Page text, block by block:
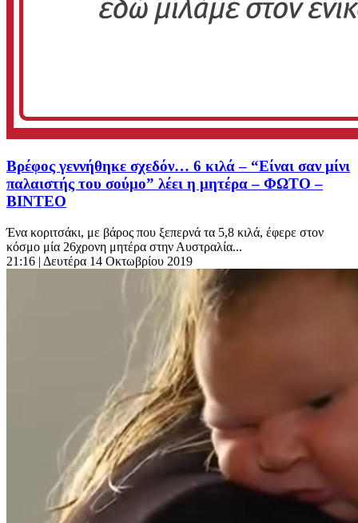
Βρέφος γεννήθηκε σχεδόν… 6 κιλά – “Είναι σαν μίνι
παλαιστής του σούμο” λέει η μητέρα – ΦΩΤΟ –
ΒΙΝΤΕΟ
Ένα κοριτσάκι, με βάρος που ξεπερνά τα 5,8 κιλά, έφερε στον
κόσμο μία 26χρονη μητέρα στην Αυστραλία...
21:16 | Δευτέρα 14 Οκτωβρίου 2019